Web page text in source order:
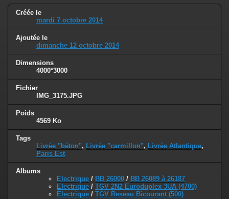
Créée le
mardi 7 octobre 2014
Ajoutée le
dimanche 12 octobre 2014
Dimensions
4000*3000
Fichier
IMG_3175.JPG
Poids
4569 Ko
Tags
Livrée "béton", Livrée "carmillon", Livrée Atlantique,
Paris Est
Albums
Electrique / BB 26000 / BB 26089 à 26187
Electrique / TGV 2N2 Euroduplex 3UA (4700)
Electrique / TGV Reseau Bicourant (500)